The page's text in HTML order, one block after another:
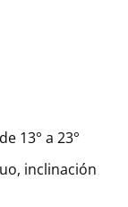
13° a 23°
inclinación